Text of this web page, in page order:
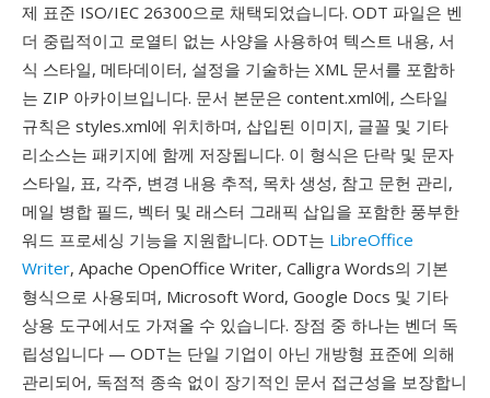
제 표준 ISO/IEC 26300으로 채택되었습니다. ODT 파일은 벤
더 중립적이고 로열티 없는 사양을 사용하여 텍스트 내용, 서
식 스타일, 메타데이터, 설정을 기술하는 XML 문서를 포함하
는 ZIP 아카이브입니다. 문서 본문은 content.xml에, 스타일
규칙은 styles.xml에 위치하며, 삽입된 이미지, 글꼴 및 기타
리소스는 패키지에 함께 저장됩니다. 이 형식은 단락 및 문자
스타일, 표, 각주, 변경 내용 추적, 목차 생성, 참고 문헌 관리,
메일 병합 필드, 벡터 및 래스터 그래픽 삽입을 포함한 풍부한
워드 프로세싱 기능을 지원합니다. ODT는 LibreOffice
Writer, Apache OpenOffice Writer, Calligra Words의 기본
형식으로 사용되며, Microsoft Word, Google Docs 및 기타
상용 도구에서도 가져올 수 있습니다. 장점 중 하나는 벤더 독
립성입니다 — ODT는 단일 기업이 아닌 개방형 표준에 의해
관리되어, 독점적 종속 없이 장기적인 문서 접근성을 보장합니